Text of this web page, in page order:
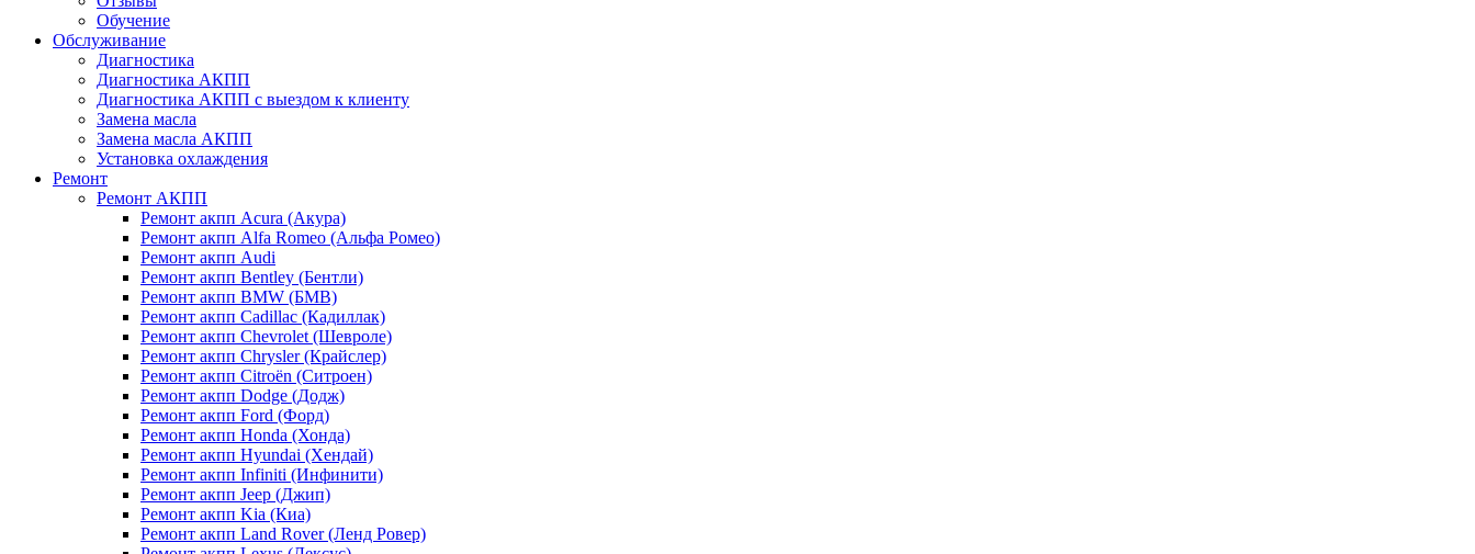
Обучение
Обслуживание
Диагностика
Диагностика АКПП
Диагностика АКПП с выездом к клиенту
Замена масла
Замена масла АКПП
Установка охлаждения
Ремонт
Ремонт АКПП
Ремонт акпп Acura (Акура)
Ремонт акпп Alfa Romeo (Альфа Ромео)
Ремонт акпп Audi
Ремонт акпп Bentley (Бентли)
Ремонт акпп BMW (БМВ)
Ремонт акпп Cadillac (Кадиллак)
Ремонт акпп Chevrolet (Шевроле)
Ремонт акпп Chrysler (Крайслер)
Ремонт акпп Citroën (Ситроен)
Ремонт акпп Dodge (Додж)
Ремонт акпп Ford (Форд)
Ремонт акпп Honda (Хонда)
Ремонт акпп Hyundai (Хендай)
Ремонт акпп Infiniti (Инфинити)
Ремонт акпп Jeep (Джип)
Ремонт акпп Kia (Киа)
Ремонт акпп Land Rover (Ленд Ровер)